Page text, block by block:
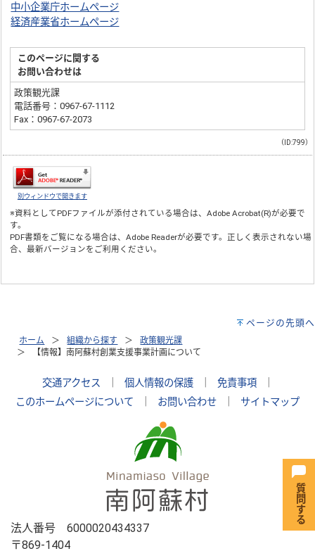
中小企業庁ホームページ
経済産業省ホームページ
このページに関する
お問い合わせは
政策観光課
電話番号：0967-67-1112
Fax：0967-67-2073
（ID:799）
別ウィンドウで開きます
※資料としてPDFファイルが添付されている場合は、Adobe Acrobat(R)が必要で
す。
PDF書類をご覧になる場合は、Adobe Readerが必要です。正しく表示されない場
合、最新バージョンをご利用ください。
ページの先頭へ
ホーム 組織から探す
政策観光課
【情報】南阿蘇村創業支援事業計画について
交通アクセス 個人情報の保護 免責事項
このホームページについて
お問い合わせ サイトマップ
法人番号 6000020434337
〒869-1404